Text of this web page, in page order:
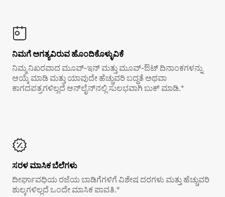
ನಿಮಗೆ ಅಗತ್ಯವಿರುವ ಹೊಂದಿಕೊಳ್ಳುವಿಕೆ
ನಿಮ್ಮ ನಿಖರವಾದ ಮೂವ್-ಇನ್ ಮತ್ತು ಮೂವ್-ಔಟ್ ದಿನಾಂಕಗಳನ್ನು
ಆಯ್ಕೆ ಮಾಡಿ ಮತ್ತು ಯಾವುದೇ ಹೆಚ್ಚುವರಿ ಬದ್ಧತೆ ಅಥವಾ
ಕಾಗದಪತ್ರಗಳಿಲ್ಲದೆ ಆನ್‌ಲೈನ್‌ನಲ್ಲಿ ಸುಲಭವಾಗಿ ಬುಕ್ ಮಾಡಿ.*
ಸರಳ ಮಾಸಿಕ ಬೆಲೆಗಳು
ದೀರ್ಘಾವಧಿಯ ರಜೆಯ ಬಾಡಿಗೆಗಳಿಗೆ ವಿಶೇಷ ದರಗಳು ಮತ್ತು ಹೆಚ್ಚುವರಿ
ಶುಲ್ಕಗಳಿಲ್ಲದೆ ಒಂದೇ ಮಾಸಿಕ ಪಾವತಿ.*